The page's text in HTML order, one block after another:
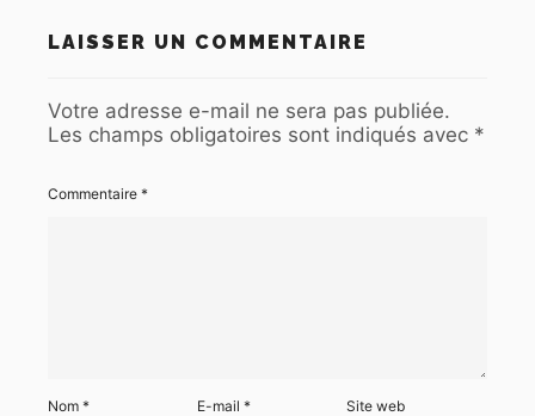
LAISSER UN COMMENTAIRE
Votre adresse e-mail ne sera pas publiée.
Les champs obligatoires sont indiqués avec *
Commentaire *
Nom * E-mail* Site web